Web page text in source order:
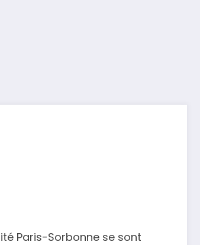
Paris-Sorbonne se sont